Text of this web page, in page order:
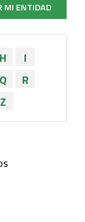
MI ENTIDAD
H
I
Q
R
Z